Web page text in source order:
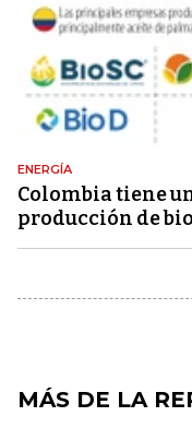
ENERGÍA
Colombia tiene
producción de
MÁS DE LA